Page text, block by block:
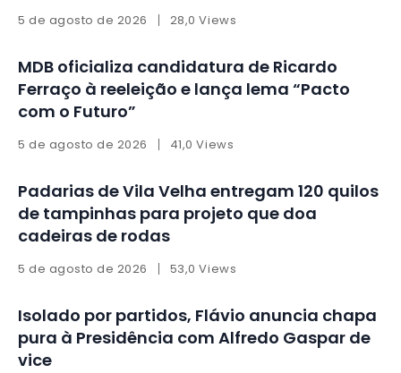
5 de agosto de 2026 28,0 Views
MDB oficializa candidatura de Ricardo
Ferraço à reeleição e lança lema “Pacto
com o Futuro”
5 de agosto de 2026 41,0 Views
Padarias de Vila Velha entregam 120 quilos
de tampinhas para projeto que doa
cadeiras de rodas
5 de agosto de 2026 53,0 Views
Isolado por partidos, Flávio anuncia chapa
pura à Presidência com Alfredo Gaspar de
vice